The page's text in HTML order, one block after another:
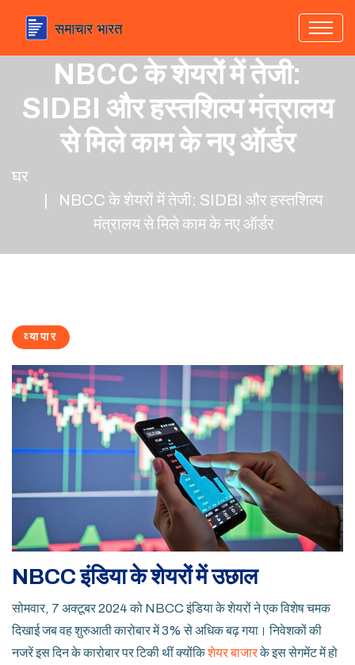
NBCC के शेयरों में तेजी:
SIDBI और हस्तशिल्प मंत्रालय
से मिले काम के नए ऑर्डर
घर
NBCC के शेयरों में तेजी: SIDBI और हस्तशिल्प
मंत्रालय से मिले काम के नए ऑर्डर
व्यापार
NBCC इंडिया के शेयरों में उछाल
सोमवार, 7 अक्टूबर 2024 को NBCC इंडिया के शेयरों ने एक विशेष चमक
दिखाई जब वह शुरुआती कारोबार में 3% से अधिक बढ़ गया। निवेशकों की
नजरें इस दिन के कारोबार पर टिकी थीं क्योंकिशेयर बाजारके इस सेगमेंट में हो